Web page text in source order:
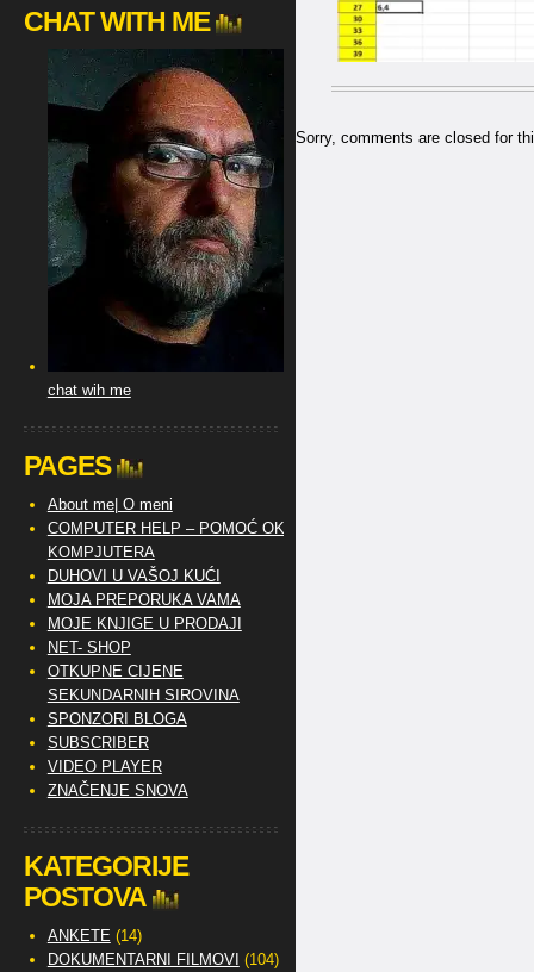
Sorry, comments are closed for
CHAT WITH ME
chat wih me
PAGES
About me| O meni
COMPUTER HELP – POMOĆ OKO
KOMPJUTERA
DUHOVI U VAŠOJ KUĆI
MOJA PREPORUKA VAMA
MOJE KNJIGE U PRODAJI
NET- SHOP
OTKUPNE CIJENE
SEKUNDARNIH SIROVINA
SPONZORI BLOGA
SUBSCRIBER
VIDEO PLAYER
ZNAČENJE SNOVA
KATEGORIJE
POSTOVA
ANKETE (14)
DOKUMENTARNI FILMOVI (104)